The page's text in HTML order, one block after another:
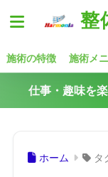
整
施術の特徴 施術メ
仕事・趣味を
ホーム タ